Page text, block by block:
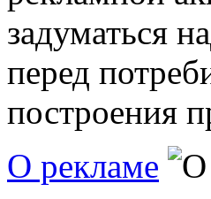
задуматься
перед
построения
О рекламе